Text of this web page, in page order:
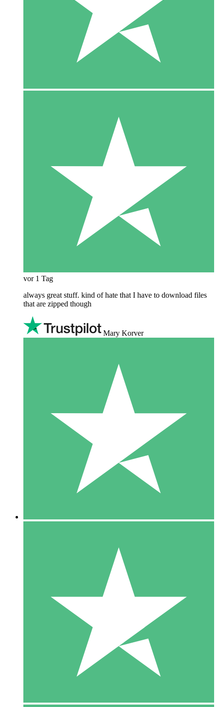
vor 1 Tag
always great stuff. kind of hate that I have to download files
that are zipped though
Mary Korver